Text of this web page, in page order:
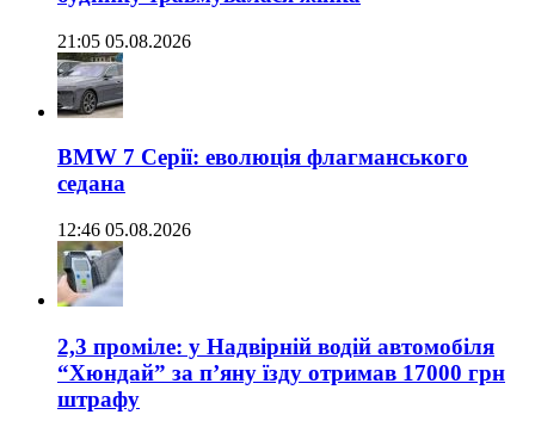
21:05 05.08.2026
BMW 7 Серії: еволюція флагманського
седана
12:46 05.08.2026
2,3 проміле: у Надвірній водій автомобіля
“Хюндай” за п’яну їзду отримав 17000 грн
штрафу